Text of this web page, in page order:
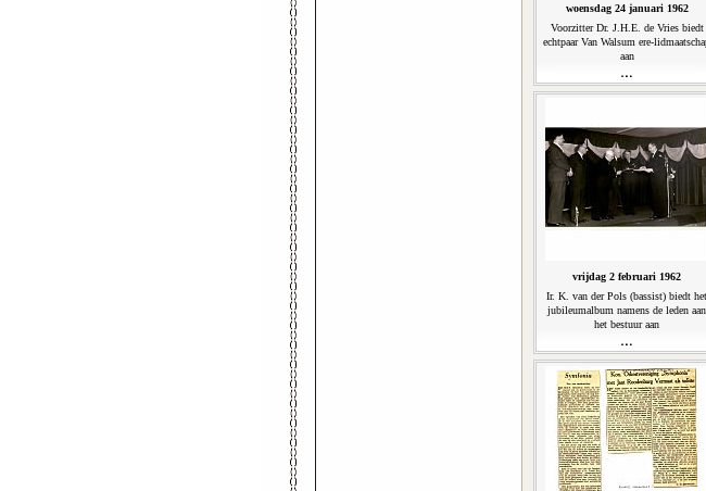
woensdag 24 januari 1962
Voorzitter Dr. J.H.E. de Vries biedt
echtpaar Van Walsum ere-
aan
vrijdag 2 februari 1962
Ir. K. van der Pols (bassist) biedt het
jubileumalbum namens de leden aan
het bestuur aan